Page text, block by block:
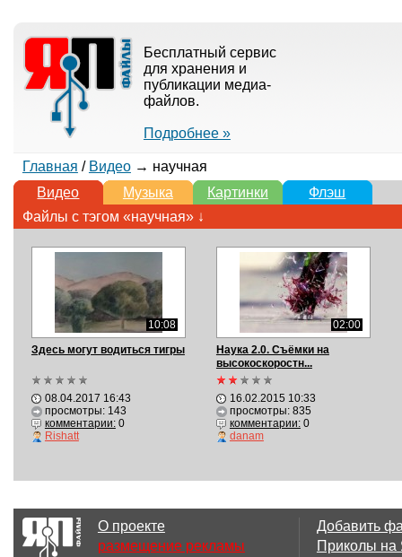
Бесплатный сервис
для хранения и
публикации медиа-
файлов.
Подробнее »
Главная / Видео→ научная
Видео
Музыка Картинки
Флэш
Файлы с тэгом «научная» ↓
10:08
Здесь могут водиться тигры
08.04.2017 16:43
просмотры: 143
комментарии:0
Rishatt
02:00
Наука 2.0. Съёмки на
высокоскоростн...
16.02.2015 10:33
просмотры: 835
комментарии:0
danam
О проекте
размещение рекламы
Добавить
Приколы